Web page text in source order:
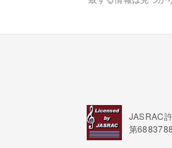
JASRAC
第